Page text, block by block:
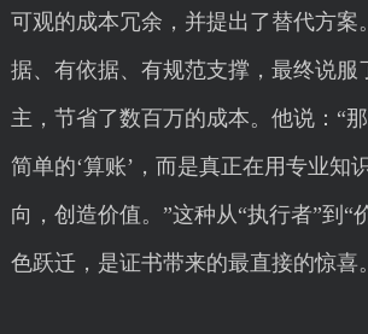
可观的成本冗余，并提出了替代方案
据、有依据、有规范支撑，最终说服
主，节省了数百万的成本。他说：“
简单的‘算账’，而是真正在用专业知
向，创造价值。”这种从“执行者”到“
色跃迁，是证书带来的最直接的惊喜。